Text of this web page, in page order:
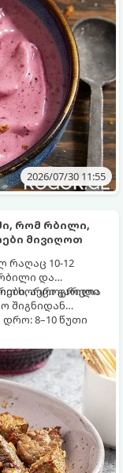
2026/07/30 11:55
რომ რბილი,
მივიღოთ
რაღაც 10-12
და
აეროგრილი
ხორცი გარეთა
შიგნიდან
8–10 წუთი